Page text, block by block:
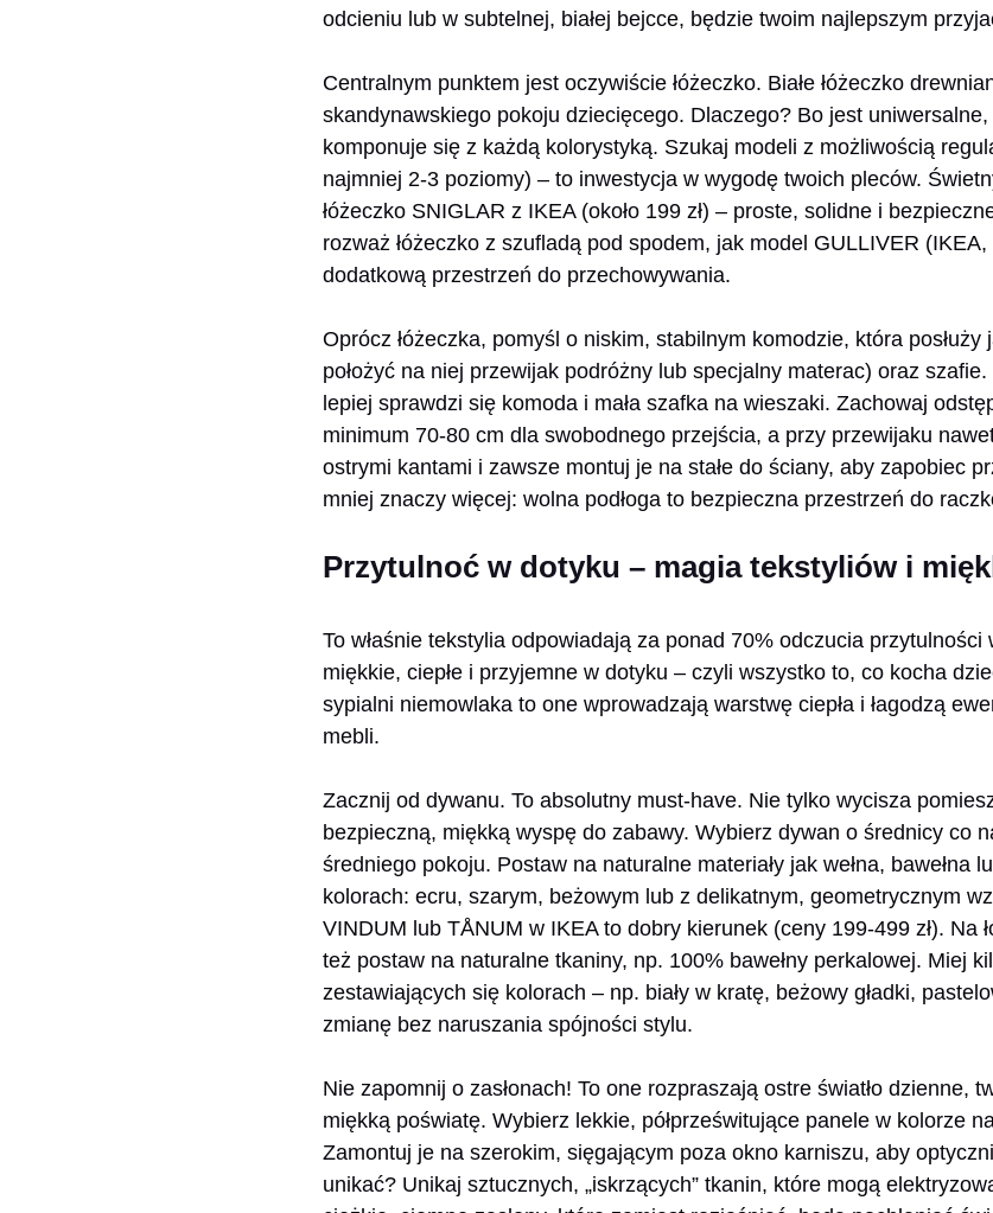
odcieniu lub w subtelnej, białej bejcce, będzie twoim najlepszym
Centralnym punktem jest oczywiście łóżeczko. Białe łóżeczko
skandynawskiego pokoju dziecięcego. Dlaczego? Bo jest
komponuje się z każdą kolorystyką. Szukaj modeli z możliwością
najmniej 2-3 poziomy) – to inwestycja w wygodę twoich pleców.
łóżeczko SNIGLAR z IKEA (około 199 zł) – proste, solidne i
rozważ łóżeczko z szufladą pod spodem, jak model GULLIVER (IKEA,
dodatkową przestrzeń do przechowywania.
Oprócz łóżeczka, pomyśl o niskim, stabilnym komodzie, która
położyć na niej przewijak podróżny lub specjalny materac) oraz
lepiej sprawdzi się komoda i mała szafka na wieszaki. Zachowaj
minimum 70-80 cm dla swobodnego przejścia, a przy przewijaku
ostrymi kantami i zawsze montuj je na stałe do ściany, aby zapobiec
mniej znaczy więcej: wolna podłoga to bezpieczna przestrzeń do
Przytulnoć w dotyku – magia tekstyliów i
To właśnie tekstylia odpowiadają za ponad 70% odczucia
miękkie, ciepłe i przyjemne w dotyku – czyli wszystko to, co kocha
sypialni niemowlaka to one wprowadzają warstwę ciepła i łagodzą
mebli.
Zacznij od dywanu. To absolutny must-have. Nie tylko wycisza
bezpieczną, miękką wyspę do zabawy. Wybierz dywan o średnicy co
średniego pokoju. Postaw na naturalne materiały jak wełna, bawełna
kolorach: ecru, szarym, beżowym lub z delikatnym, geometrycznym
VINDUM lub TÅNUM w IKEA to dobry kierunek (ceny 199-499 zł). Na
też postaw na naturalne tkaniny, np. 100% bawełny perkalowej. Miej
zestawiających się kolorach – np. biały w kratę, beżowy gładki,
zmianę bez naruszania spójności stylu.
Nie zapomnij o zasłonach! To one rozpraszają ostre światło dzienne,
miękką poświatę. Wybierz lekkie, półprześwitujące panele w kolorze
Zamontuj je na szerokim, sięgającym poza okno karniszu, aby
unikać? Unikaj sztucznych, „iskrzących” tkanin, które mogą